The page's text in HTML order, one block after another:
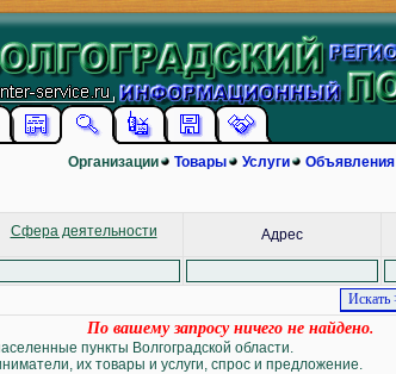
Организации Товары Услуги Объявления
Сфера деятельности Адрес
По вашему запросу ничего не найдено.
пункты Волгоградской области.
их товары и услуги, спрос и предложение.